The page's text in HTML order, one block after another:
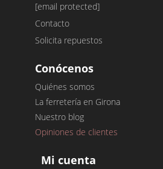
[email protected]
Contacto
Solicita repuestos
Conócenos
Quiénes somos
La ferretería en Girona
Nuestro blog
Opiniones de clientes
Mi cuenta